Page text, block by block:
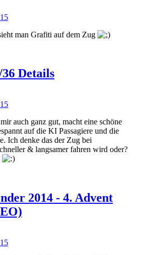
man Grafiti auf dem Zug
Details
auch ganz gut, macht eine schöne
auf die KI Passagiere und die
Ich denke das der Zug bei
& langsamer fahren wird oder?
2014 - 4. Advent